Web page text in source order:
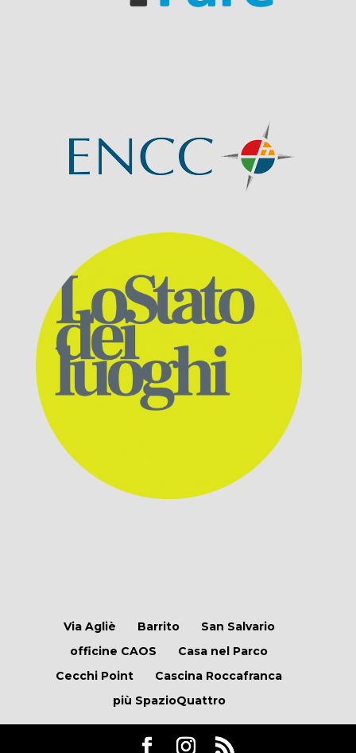
Via Agliè Barrito
San Salvario
officine CAOS
Casa nel Parco
Cecchi Point
Cascina Roccafranca
più SpazioQuattro